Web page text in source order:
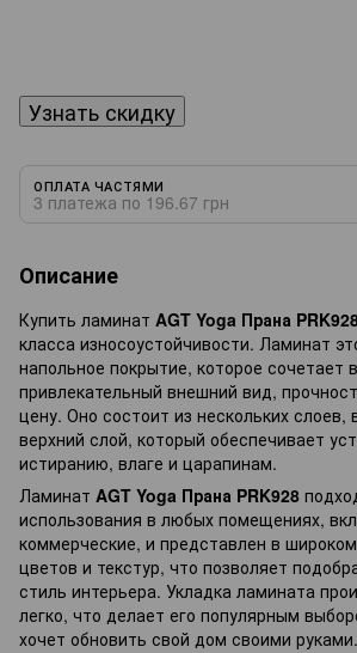
Узнать скидку
ОПЛАТА ЧАСТЯМИ
3 платежа по 196.67 грн
Описание
Купить ламинат AGT Yoga Прана
класса износоустойчивости. Ламинат
напольное покрытие, которое сочетает
привлекательный внешний вид,
цену. Оно состоит из нескольких
верхний слой, который обеспечивает
истиранию, влаге и царапинам.
Ламинат AGT Yoga Прана PRK928
использования в любых помещениях,
коммерческие, и представлен в
цветов и текстур, что позволяет
стиль интерьера. Укладка ламината
легко, что делает его популярным
хочет обновить свой дом своими руками.